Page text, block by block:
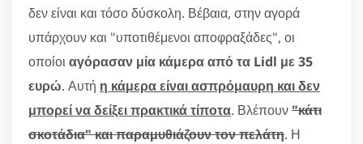
δεν είναι και τόσο δύσκολη. Βέβαια, στην αγορά
υπάρχουν και "υποτιθέμενοι αποφραξάδες", οι
οποίοι αγόρασαν μία κάμερα από τα Lidl με 35
ευρώ. Αυτή η κάμερα είναι ασπρόμαυρη και δεν
μπορεί να δείξει πρακτικά τίποτα. Βλέπουν"κάτι
σκοτάδια" και παραμυθιάζουν τον πελάτη. Η